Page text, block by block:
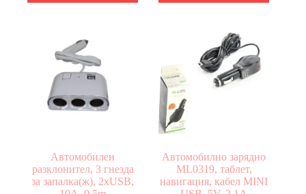
Автомобилен
разклонител, 3 гнезда
за запалка(ж), 2xUSB,
Автомобилно зарядно
ML0319, таблет,
навигация, кабел MINI